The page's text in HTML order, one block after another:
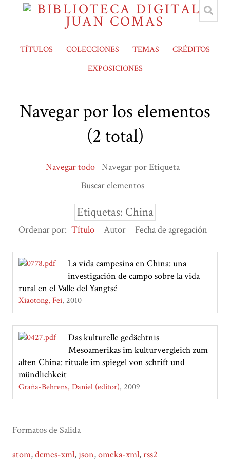
TÍTULOS COLECCIONES TEMAS
CRÉDITOS
EXPOSICIONES
Navegar por los elementos
(2 total)
Navegar todo Navegar por Etiqueta
Buscar elementos
Etiquetas: China
Ordenar por: Título Autor Fecha de agregación
La vida campesina en China: una
investigación de campo sobre la vida
rural en el Valle del Yangtsé
Xiaotong, Fei 2010
Das kulturelle gedächtnis
Mesoamerikas im kulturvergleich zum
alten China: rituale im spiegel von schrift und
mündlichkeit
Graña-Behrens, Daniel (editor) 2009
Formatos de Salida
atom,dcmes-xml, json,omeka-xml,rss2